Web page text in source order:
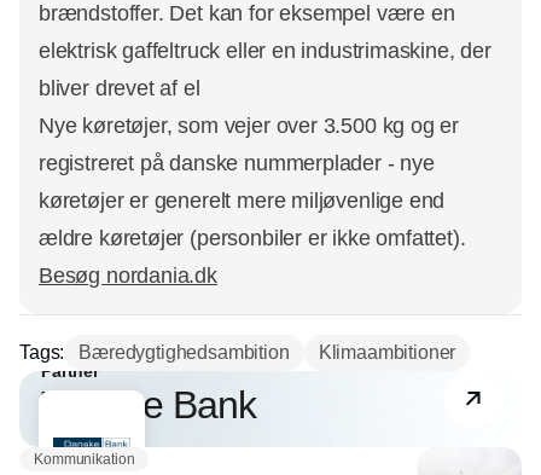
brændstoffer. Det kan for eksempel være en
elektrisk gaffeltruck eller en industrimaskine, der
bliver drevet af el
Nye køretøjer, som vejer over 3.500 kg og er
registreret på danske nummerplader - nye
køretøjer er generelt mere miljøvenlige end
ældre køretøjer (personbiler er ikke omfattet).
Besøg nordania.dk
Tags: Bæredygtighedsambition Klimaambitioner
Partner
Danske Bank
Kommunikation